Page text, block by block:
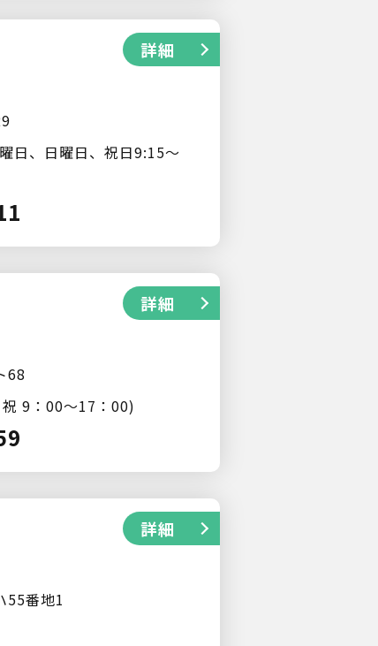
日、日曜日、祝日9:15～
詳細
68
9：00～17：00)
詳細
55番地1
詳細